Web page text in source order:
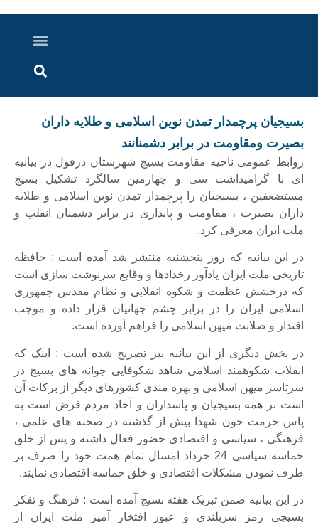
بسیجیان پرچمدار تمدن نوین اسلامی و طلایه داران
بصیرت ومقاومت در برابر دشمنانند
روابط عمومی ناحیه مقاومت بسیج شهرستان دزفول در بیانیه
ای با گرامیداشت سی و چهارمین سالگرد تشکیل بسیج
مستضعفین ، بسیجیان را پرچمدار تمدن نوین اسلامی و طلایه
داران بصیرت ، مقاومت و پایداری در برابر دشمنان انقلب و
ملت ایران معرفی کرد.
در این بیانیه که روز پنجشنبه منتشر شد آمده است : حافظه
تاریخی ملت ایران یادآور رخدادها و وقایع سرنوشت سازی است
که درخشش عظمت و شکوه انقلابی و نظام مقدس جمهوری
اسلامی ایران را در برابر چشم جهانیان قرار داده و موجب
اقتدار و صلابت میهن اسلامی را فراهم آورده است.
در بخش دیگری از این بیانیه نیز تصریح شده است : اینک که
انقلاب شکوهمند اسلامی شاهد شکوفایی جوانه های بسیج در
سرتاسر میهن اسلامی و بهره مندی کشورهای دیگر از برکات آن
است بر همه بسیجیان و پاسداران و آحاد مردم فرض است به
پاس حرمت خون شهدا بیش از گذشته در صحنه های علمی ،
فرهنگی ، سیاسی و اقتصادی حضور فعال داشته و پس از خلق
حماسه سیاسی 24 خرداد امسال تمام همت خود را صرف بر
طرف نمودن مشکلات اقتصادی و خلق حماسه اقتصادی نمایند.
در این بیانیه ضمن تبریک هفته بسیج آمده است : فرهنگ و تفکر
بسیجی رمز سربلندی و عبور افتخار آمیز ملت ایران از